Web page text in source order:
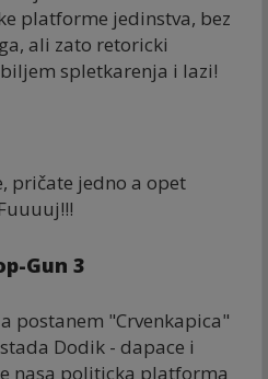
platforme jedinstva, bez
ali zato retoricki
spletkarenja i lazi!
pričate jedno a opet
Gun 3
postanem "Crvenkapica"
Dodik - dapace i
nasa politicka platforma